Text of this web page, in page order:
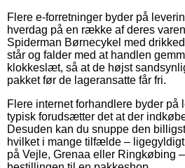
Flere e-forretninger byder på
hverdag på en række af deres
Spiderman Børnecykel med
står og falder med at handlen
klokkeslæt, så at de højst
pakket før de lageransatte får fri.
Flere internet forhandlere byder på
typisk forudsætter det at der
Desuden kan du snuppe den
hvilket i mange tilfælde –
på Vejle, Grenaa eller Ringkøbing